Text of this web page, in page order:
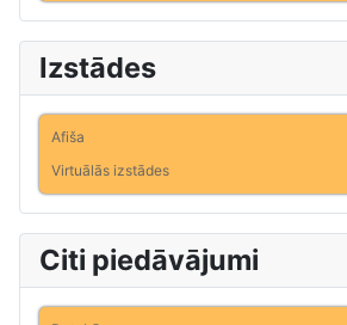
Izstādes
Afiša
Virtuālās izstādes
Citi piedāvājumi